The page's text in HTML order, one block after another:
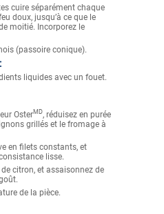
cuire séparément chaque
doux, jusqu’à ce que le
moitié. Incorporez le
(passoire conique).
liquides avec un fouet.
OsterMD, réduisez en purée
grillés et le fromage à
en filets constants, et
lisse.
citron, et assaisonnez de
de la pièce.